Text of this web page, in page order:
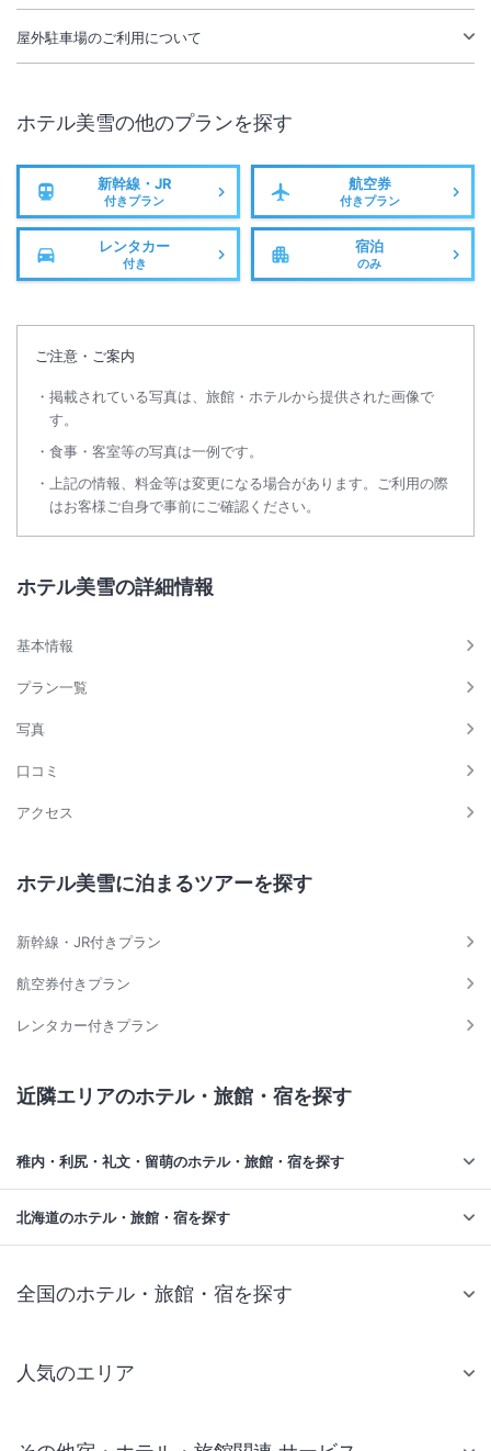
駐車場あり
屋外駐車場のご利用について
ホテル美雪の他のプランを探す
新幹線・JR
付きプラン
航空券
付きプラン
レンタカー
付き
宿泊
のみ
ご注意・ご案内
掲載されている写真は、旅館・ホテルから提供された画像で
す。
食事・客室等の写真は一例です。
上記の情報、料金等は変更になる場合があります。ご利用の際
はお客様ご自身で事前にご確認ください。
ホテル美雪の詳細情報
基本情報
プラン一覧
写真
口コミ
アクセス
ホテル美雪に泊まるツアーを探す
新幹線・JR付きプラン
航空券付きプラン
レンタカー付きプラン
近隣エリアのホテル・旅館・宿を探す
稚内・利尻・礼文・留萌のホテル・旅館・宿を探す
北海道のホテル・旅館・宿を探す
全国のホテル・旅館・宿を探す
人気のエリア